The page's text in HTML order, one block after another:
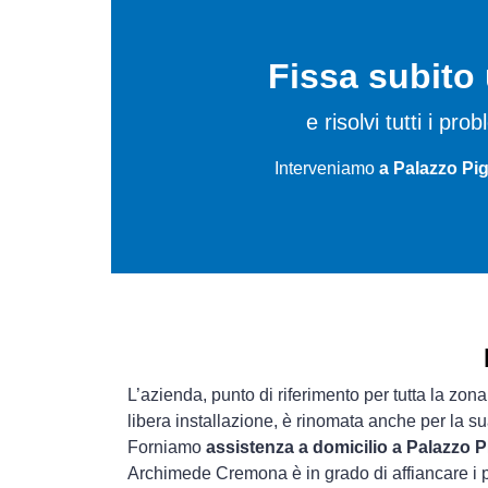
Fissa subito
e risolvi tutti i
Interveniamo a Palazzo
L’azienda, punto di riferimento per tutta la
libera installazione, è rinomata anche per la
Forniamo assistenza a domicilio a Palazzo
Archimede Cremona è in grado di affiancare i